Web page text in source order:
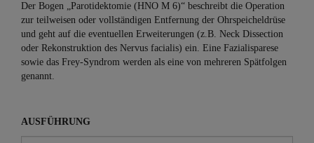
Der Bogen „Parotidektomie (HNO M 6)“ beschreibt die Operation
zur teilweisen oder vollständigen Entfernung der Ohrspeicheldrüse
und geht auf die eventuellen Erweiterungen (z.B. Neck Dissection
oder Rekonstruktion des Nervus facialis) ein. Eine Fazialisparese
sowie das Frey-Syndrom werden als eine von mehreren Spätfolgen
genannt.
AUSFÜHRUNG